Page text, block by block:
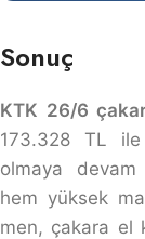
Sonuç
KTK 26/6
173.328 TL ile
olmaya devam
hem yüksek
men, çakara el